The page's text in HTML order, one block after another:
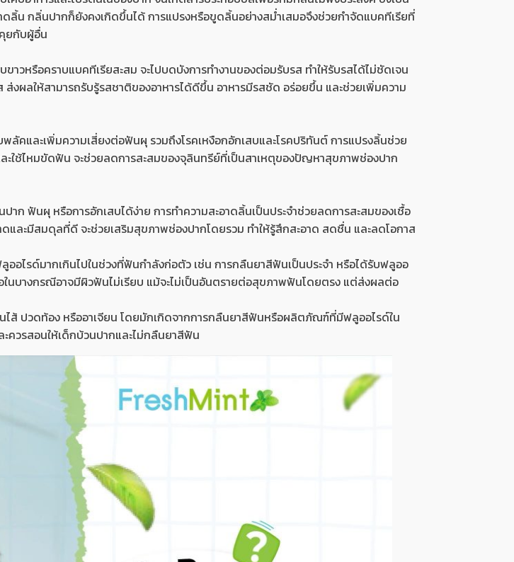
ลิ้น กลิ่นปากก็ยังคงเกิดขึ้นได้ การแปรงหรือขูดลิ้นอย่างสม่ำเสมอจึงช่วยกำจัดแบคทีเรียที่
ยกับผู้อื่น
วหรือคราบแบคทีเรียสะสม จะไปบดบังการทำงานของต่อมรับรส ทำให้รับรสได้ไม่ชัดเจน
งผลให้สามารถรับรู้รสชาติของอาหารได้ดีขึ้น อาหารมีรสชัด อร่อยขึ้น และช่วยเพิ่มความ
ลัคและเพิ่มความเสี่ยงต่อฟันผุ รวมถึงโรคเหงือกอักเสบและโรคปริทันต์ การแปรงลิ้นช่วย
ใช้ไหมขัดฟัน จะช่วยลดการสะสมของจุลินทรีย์ที่เป็นสาเหตุของปัญหาสุขภาพช่องปาก
ก ฟันผุ หรือการอักเสบได้ง่าย การทำความสะอาดลิ้นเป็นประจำช่วยลดการสะสมของเชื้อ
และมีสมดุลที่ดี จะช่วยเสริมสุขภาพช่องปากโดยรวม ทำให้รู้สึกสะอาด สดชื่น และลดโอกาส
ออไรด์มากเกินไปในช่วงที่ฟันกำลังก่อตัว เช่น การกลืนยาสีฟันเป็นประจำ หรือได้รับฟลูออ
นบางกรณีอาจมีผิวฟันไม่เรียบ แม้จะไม่เป็นอันตรายต่อสุขภาพฟันโดยตรง แต่ส่งผลต่อ
นไส้ ปวดท้อง หรืออาเจียน โดยมักเกิดจากการกลืนยาสีฟันหรือผลิตภัณฑ์ที่มีฟลูออไรด์ใน
ควรสอนให้เด็กบ้วนปากและไม่กลืนยาสีฟัน